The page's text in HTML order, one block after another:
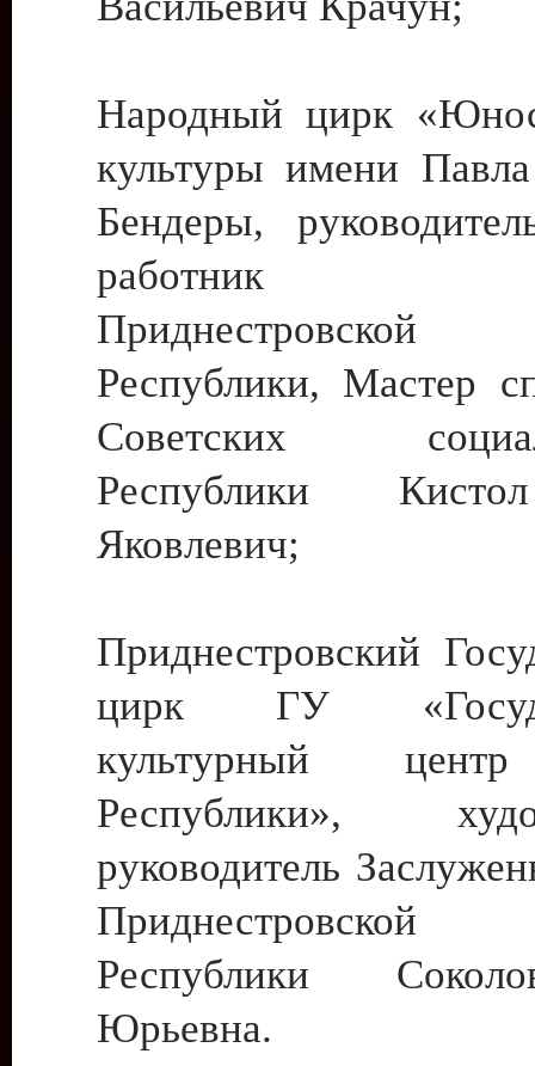
Народный цирк
культуры имени
Бендеры,
работник
Приднестровской
Республики, Мастер
Советских
Республики
Яковлевич;
Приднестровский
цирк ГУ
культурный
Республики»,
руководитель
Приднестровской
Республики
Юрьевна.